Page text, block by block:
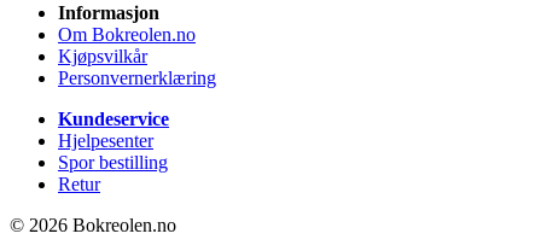
Informasjon
Om Bokreolen.no
Kjøpsvilkår
Personvernerklæring
Kundeservice
Hjelpesenter
Spor bestilling
Retur
© 2026 Bokreolen.no